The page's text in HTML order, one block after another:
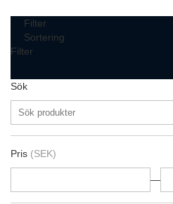
Filter
Sortering
Filter
Sök
Pris (SEK)
—